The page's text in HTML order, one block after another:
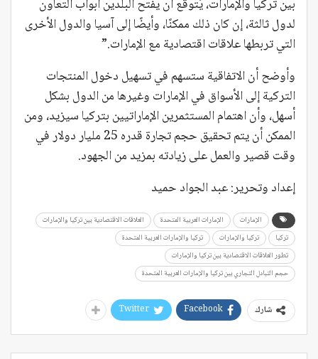
بين تركيا والإمارات، يُتوقع أن يفتح البلدين أبواب التعاون
لدول ثالثة، إن كان ذلك ممكنًا، وأيضًا إلى آسيا والدول الأخرى
التي تربطها علاقات اقتصادية مع الإمارات.”
وأوضح أن الاتفاقية ستسهم في تسهيل دخول المنتجات
التركية إلى الأسواق في الإمارات وغيرها من الدول بشكل
أسهل، وأن اهتمام المستثمرين الإماراتيين بتركيا سيزيد، ومن
الممكن أن يتم تحقيق حجم تجارة قدره 25 مليار دولار في
وقت قصير والعمل على زيادته بمزيد من الجهود.
إعداد وتحرير: عبد الجواد حميد
الإمارات الإمارات العربية المتحدة
العلاقات الاقتصادية بين تركيا والإمارات
تركيا
تركيا والإمارات
تركيا والإمارات العربية المتحدة
تطور العلاقات الاقتصادية بين تركيا والإمارات
حجم التبادل التجاري بين تركيا والإمارات العربية المتحدة
شارك Facebook
Twitter